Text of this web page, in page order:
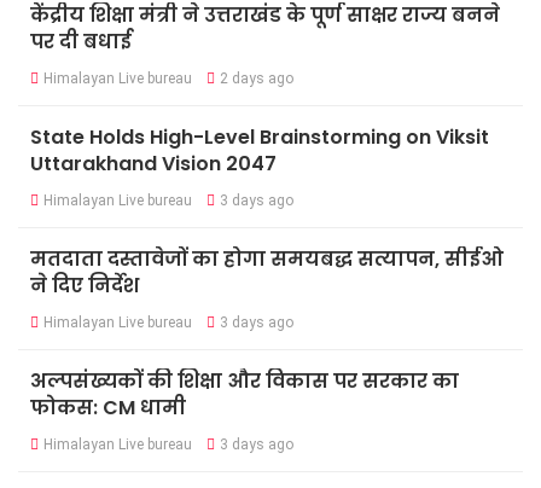
केंद्रीय शिक्षा मंत्री ने उत्तराखंड के पूर्ण साक्षर राज्य बनने
पर दी बधाई
Himalayan Live bureau 2 days ago
State Holds High-Level Brainstorming on Viksit
Uttarakhand Vision 2047
Himalayan Live bureau 3 days ago
मतदाता दस्तावेजों का होगा समयबद्ध सत्यापन, सीईओ
ने दिए निर्देश
Himalayan Live bureau 3 days ago
अल्पसंख्यकों की शिक्षा और विकास पर सरकार का
फोकस: CM धामी
Himalayan Live bureau 3 days ago